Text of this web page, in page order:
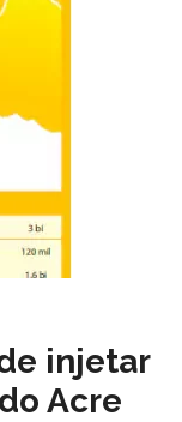
injetar
Acre